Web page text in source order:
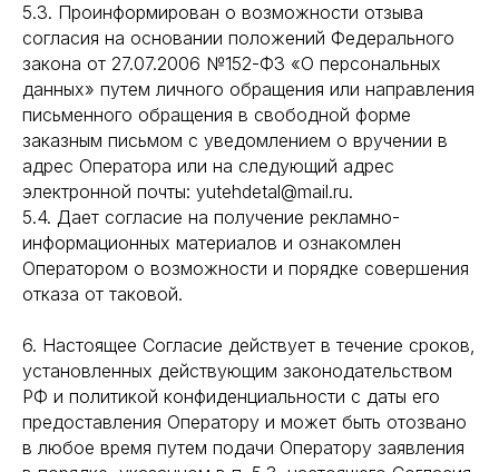
5.3. Проинформирован о возможности отзыва
согласия на основании положений Федерального
закона от 27.07.2006 №152-ФЗ «О персональных
данных» путем личного обращения или направления
письменного обращения в свободной форме
заказным письмом с уведомлением о вручении в
адрес Оператора или на следующий адрес
электронной почты: yutehdetal@mail.ru.
5.4. Дает согласие на получение рекламно-
информационных материалов и ознакомлен
Оператором о возможности и порядке совершения
отказа от таковой.
6. Настоящее Согласие действует в течение сроков,
установленных действующим законодательством
РФ и политикой конфиденциальности с даты его
предоставления Оператору и может быть отозвано
в любое время путем подачи Оператору заявления